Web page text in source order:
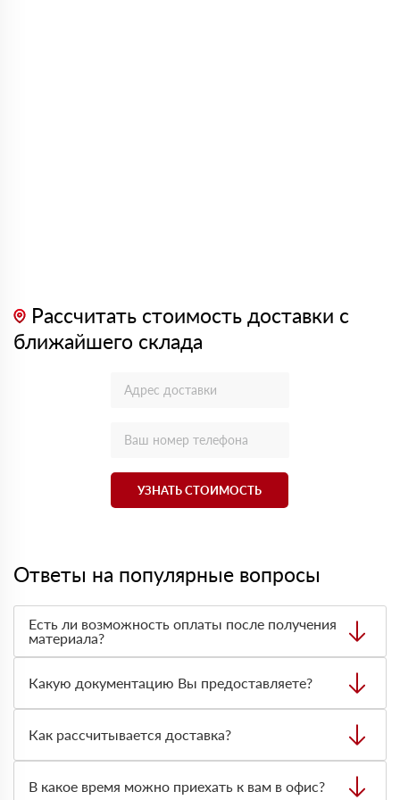
Рассчитать стоимость доставки с
ближайшего склада
УЗНАТЬ СТОИМОСТЬ
Ответы на популярные вопросы
Есть ли возможность оплаты после получения
материала?
оплата по факту получения товара. При этом, если
доставленный товар был ненадлежащего качества, то
Вы вправе от него отказаться.
Какую документацию Вы предоставляете?
сертификаты и паспорта качества, а также товарно-
транспортную накладную.
Как рассчитывается доставка?
персональный менеджер для уточнения деталей заказа.
В какое время можно приехать к вам в офис?